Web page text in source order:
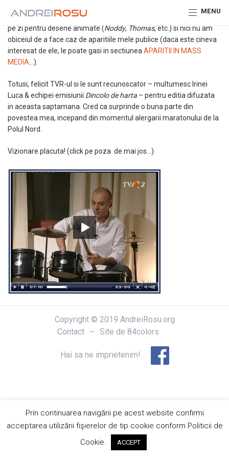
MENU
televizorului in general, pe care il mai folosim doar cateva minute
pe zi pentru desene animate (Noddy, Thomas, etc.) si nici nu am
obiceiul de a face caz de aparitiile mele publice (daca este cineva
interesat de ele, le poate gasi in sectiunea APARITII IN MASS
MEDIA …).
Totusi, felicit TVR-ul si le sunt recunoscator – multumesc Irinei
Luca & echipei emisiunii Dincolo de harta – pentru editia difuzata
in aceasta saptamana. Cred ca surprinde o buna parte din
povestea mea, incepand din momentul alergarii maratonului de la
Polul Nord.
Vizionare placuta! (click pe poza de mai jos…)
Copyright © 2019 AndreiRosu.org
Contact
Site de 84colors
Hai sa ne imprietenim!
Prin continuarea navigării pe acest website confirmi
acceptarea utilizării fişierelor de tip cookie conform Politicii de
Cookie.
ACCEPT